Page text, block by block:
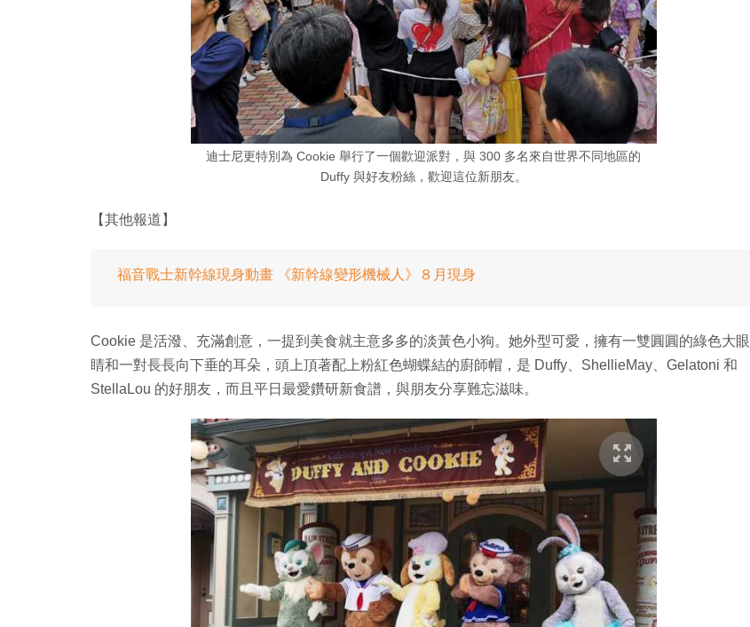
迪士尼更特別為 Cookie 舉行了一個歡迎派對，與 300 多名來自世界不同地區的
Duffy 與好友粉絲，歡迎這位新朋友。
【其他報道】
福音戰士新幹線現身動畫 《新幹線變形機械人》８月現身
Cookie 是活潑、充滿創意，一提到美食就主意多多的淡黃色小狗。她外型可愛，擁有一雙圓圓的綠色大眼
睛和一對長長向下垂的耳朵，頭上頂著配上粉紅色蝴蝶結的廚師帽，是 Duffy、ShellieMay、Gelatoni 和
StellaLou 的好朋友，而且平日最愛鑽研新食譜，與朋友分享難忘滋味。